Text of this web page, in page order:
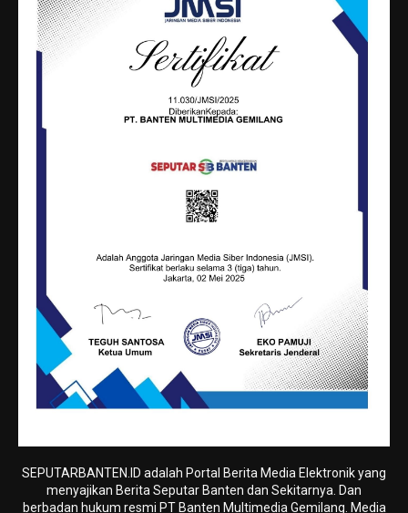
SEPUTARBANTEN.ID adalah Portal Berita Media Elektronik yang
menyajikan Berita Seputar Banten dan Sekitarnya. Dan
berbadan hukum resmi PT Banten Multimedia Gemilang. Media